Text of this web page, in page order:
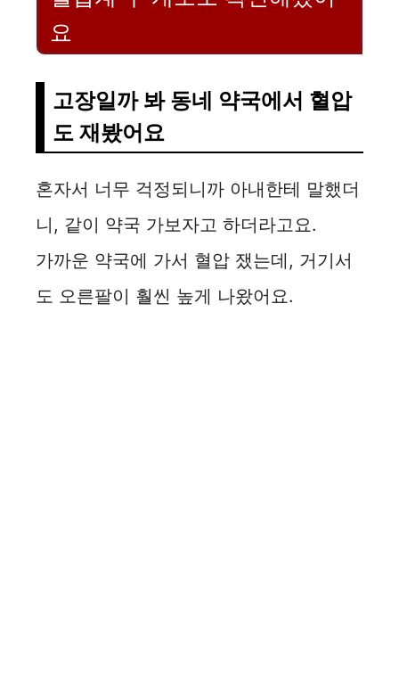
요
고장일까 봐 동네 약국에서 혈압
도 재봤어요
혼자서 너무 걱정되니까 아내한테 말했더
니, 같이 약국 가보자고 하더라고요.
가까운 약국에 가서 혈압 쟀는데, 거기서
도 오른팔이 훨씬 높게 나왔어요.